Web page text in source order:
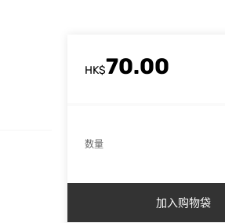
HK$70.00
数量
加入购物袋